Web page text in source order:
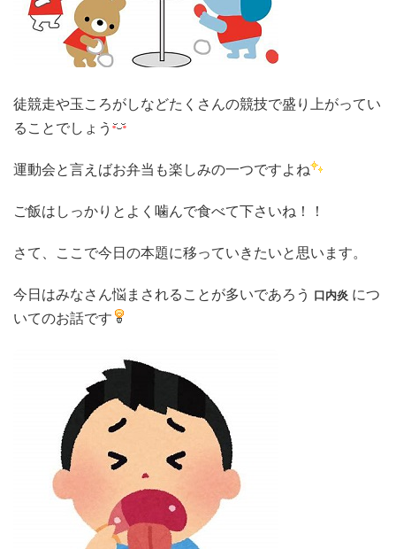
徒競走や玉ころがしなどたくさんの競技で盛り上がってい
ることでしょう
運動会と言えばお弁当も楽しみの一つですよね
ご飯はしっかりとよく噛んで食べて下さいね！！
さて、ここで今日の本題に移っていきたいと思います。
今日はみなさん悩まされることが多いであろう 口内炎 につ
いてのお話です